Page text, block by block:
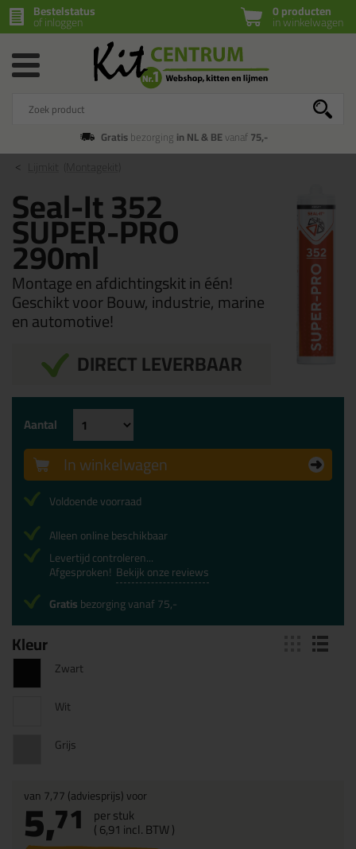
0 producten
in winkelwagen
Bestelstatus
of inloggen
Gratisbezorging in NL & BEvanaf75,-
Seal-It 352
SUPER-PRO
290ml
Montage en afdichtingskit in één!
Geschikt voor Bouw, industrie, marine
en automotive!
DIRECT LEVERBAAR
Kleur
Zwart
Wit
Grijs
van7,77(adviesprijs) voor
5,71 per stuk
(6,91 incl. BTW )
Aantal
In winkelwagen
Voldoende voorraad
Alleen online beschikbaar
Levertijd controleren...
Afgesproken! Bekijk onze reviews
Gratisbezorging vanaf 75,-